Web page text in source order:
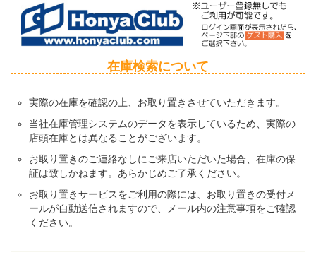
在庫検索について
実際の在庫を確認の上、お取り置きさせていただきます。
当社在庫管理システムのデータを表示しているため、実際の
店頭在庫とは異なることがございます。
お取り置きのご連絡なしにご来店いただいた場合、在庫の保
証は致しかねます。あらかじめご了承ください。
お取り置きサービスをご利用の際には、お取り置きの受付メ
ールが自動送信されますので、メール内の注意事項をご確認
ください。